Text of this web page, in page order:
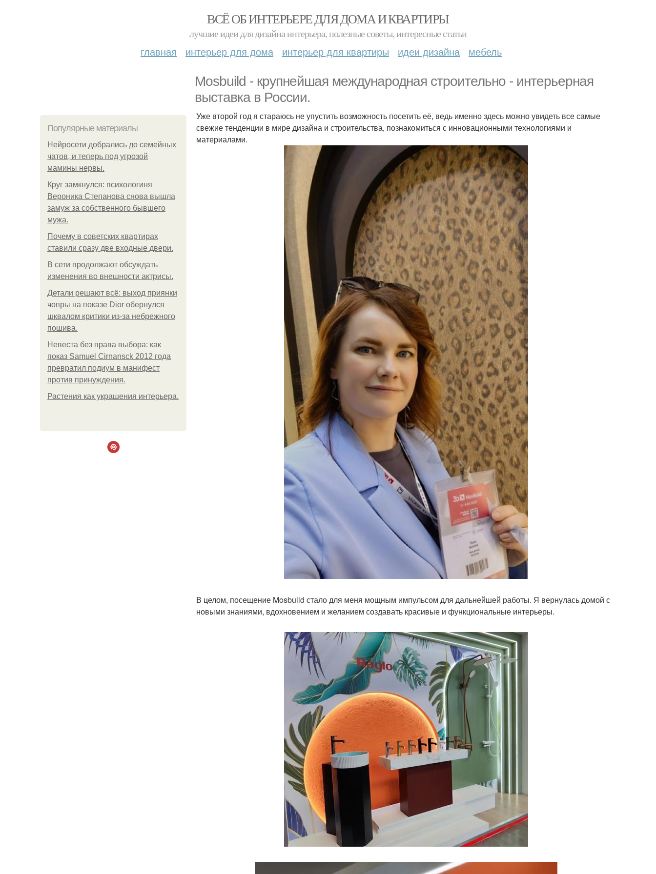
ВСЁ ОБ ИНТЕРЬЕРЕ ДЛЯ ДОМА И КВАРТИРЫ
лучшие идеи для дизайна интерьера, полезные советы, интересные статьи
главная интерьер для дома интерьер для квартиры идеи дизайна мебель
Mosbuild - крупнейшая международная строительно - интерьерная
выставка в России.
Популярные материалы
Нейросети добрались до семейных
чатов, и теперь под угрозой
мамины нервы.
Круг замкнулся: психологиня
Вероника Степанова снова вышла
замуж за собственного бывшего
мужа.
Почему в советских квартирах
ставили сразу две входные двери.
В сети продолжают обсуждать
изменения во внешности актрисы.
Детали решают всё: выход приянки
чопры на показе Dior обернулся
шквалом критики из-за небрежного
пошива.
Невеста без права выбора: как
показ Samuel Cirnansck 2012 года
превратил подиум в манифест
против принуждения.
Растения как украшения интерьера.
Уже второй год я стараюсь не упустить возможность посетить её, ведь именно здесь можно увидеть все самые
свежие тенденции в мире дизайна и строительства, познакомиться с инновационными технологиями и
материалами.
В целом, посещение Mosbuild стало для меня мощным импульсом для дальнейшей работы. Я вернулась домой с
новыми знаниями, вдохновением и желанием создавать красивые и функциональные интерьеры.